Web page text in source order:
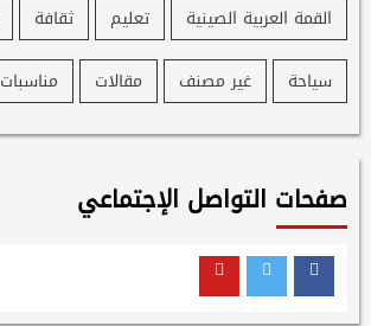
القمة العربية الصينية
تعليم ثقافة
سياحة
غير مصنف مقالات مناسبات
صفحات التواصل الإجتماعي
Facebook
Twitter